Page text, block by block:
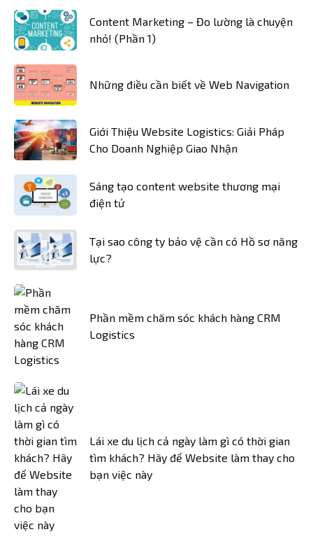
Content Marketing – Đo lường là chuyện
nhỏ! (Phần 1)
Những điều cần biết về Web Navigation
Giới Thiệu Website Logistics: Giải Pháp
Cho Doanh Nghiệp Giao Nhận
Sáng tạo content website thương mại
điện tử
Tại sao công ty bảo vệ cần có Hồ sơ năng
lực?
Phần mềm chăm sóc khách hàng CRM
Logistics
Lái xe du lịch cả ngày làm gì có thời gian
tìm khách? Hãy để Website làm thay cho
bạn việc này